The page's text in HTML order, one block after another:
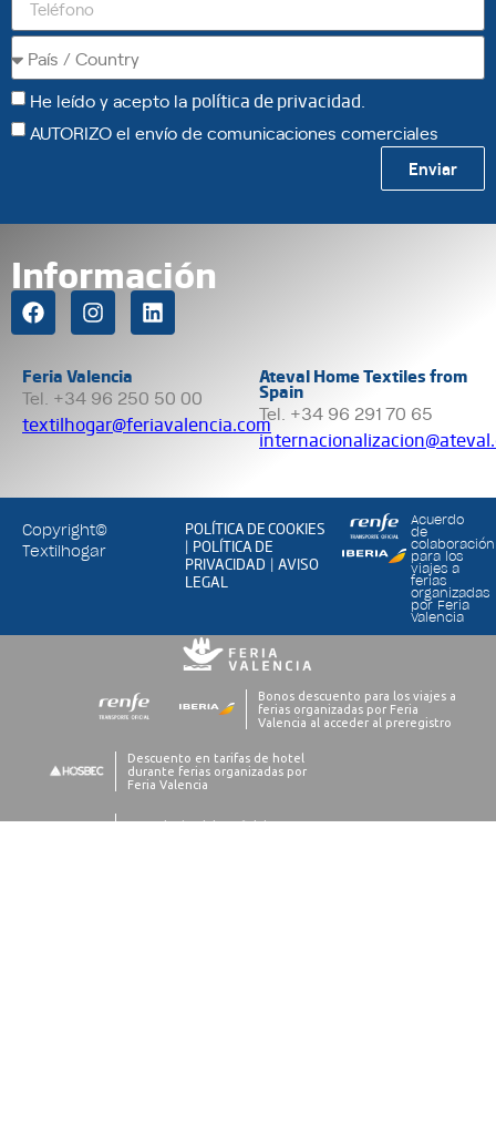
He leído y acepto la política de privacidad
AUTORIZO el envío de comunicaciones comerciales
Enviar
Información
Feria Valencia
Tel. +34 96 250 50 00
textilhogar@feriavalencia.com
Ateval Home Textiles from
Spain
Tel. +34 96 291 70 65
Copyright©
Textilhogar
POLÍTICA DE COOKIES
| POLÍTICA DE
PRIVACIDAD |AVISO
LEGAL
Acuerdo
de
colaboración
para los
viajes a
ferias
organizadas
por Feria
Valencia